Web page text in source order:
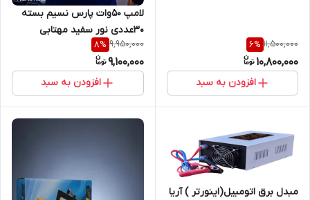
11,500,000
6%
10,800,000
افزودن به سبد
لامپ 50وات پارس نسیم بسته
30عددی نور سفید مهتابی
گارانتی سلامت کالا
9,950,000
8%
9,100,000
افزودن به سبد
مبدل برق اتومبیل(اینورتر ) آریا